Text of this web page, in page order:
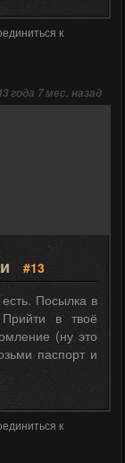
к
13 года 7 мес. назад
#13
Посылка в
в твоё
(ну это
паспорт и
к